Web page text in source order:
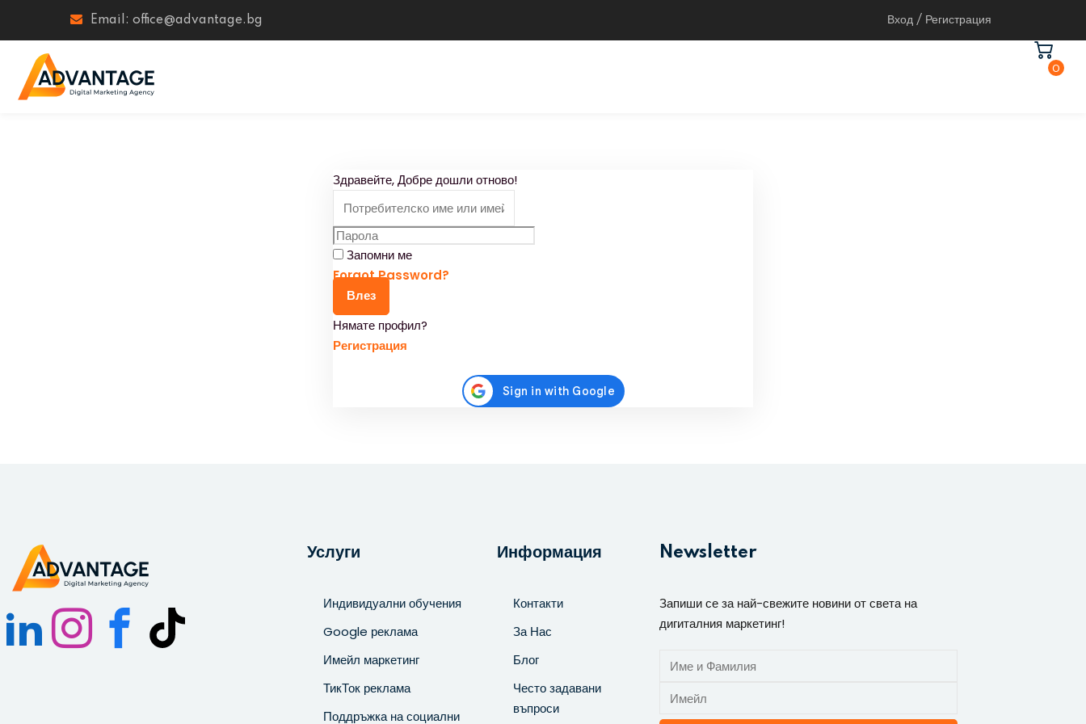
Email: office@advantage.bg Вход / Регистрация
0
Здравейте, Добре дошли отново!
Запомни ме
Forgot Password?
Влез
Нямате профил?
Регистрация
Услуги
Индивидуални обучения
Google реклама
Имейл маркетинг
ТикТок реклама
Поддръжка на социални
Информация
Контакти
За Нас
Блог
Често задавани
въпроси
Newsletter
Запиши се за най-свежите новини от света на
дигиталния маркетинг!